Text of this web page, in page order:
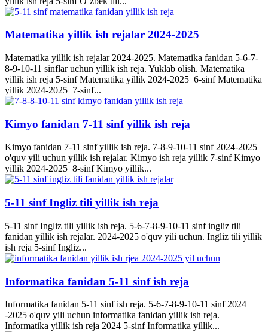
Matematika yillik ish rejalar 2024-2025
Matematika yillik ish rejalar 2024-2025. Matematika fanidan 5-6-7-
8-9-10-11 sinflar uchun yillik ish reja. Yuklab olish. Matematika
yillik ish reja 5-sinf Matematika yillik 2024-2025 6-sinf Matematika
yillik 2024-2025 7-sinf...
Kimyo fanidan 7-11 sinf yillik ish reja
Kimyo fanidan 7-11 sinf yillik ish reja. 7-8-9-10-11 sinf 2024-2025
o'quv yili uchun yillik ish rejalar. Kimyo ish reja yillik 7-sinf Kimyo
yillik 2024-2025 8-sinf Kimyo yillik...
5-11 sinf Ingliz tili yillik ish reja
5-11 sinf Ingliz tili yillik ish reja. 5-6-7-8-9-10-11 sinf ingliz tili
fanidan yillik ish rejalar. 2024-2025 o'quv yili uchun. Ingliz tili yillik
ish reja 5-sinf Ingliz...
Informatika fanidan 5-11 sinf ish reja
Informatika fanidan 5-11 sinf ish reja. 5-6-7-8-9-10-11 sinf 2024
-2025 o'quv yili uchun informatika fanidan yillik ish reja.
Informatika yillik ish reja 2024 5-sinf Informatika yillik...